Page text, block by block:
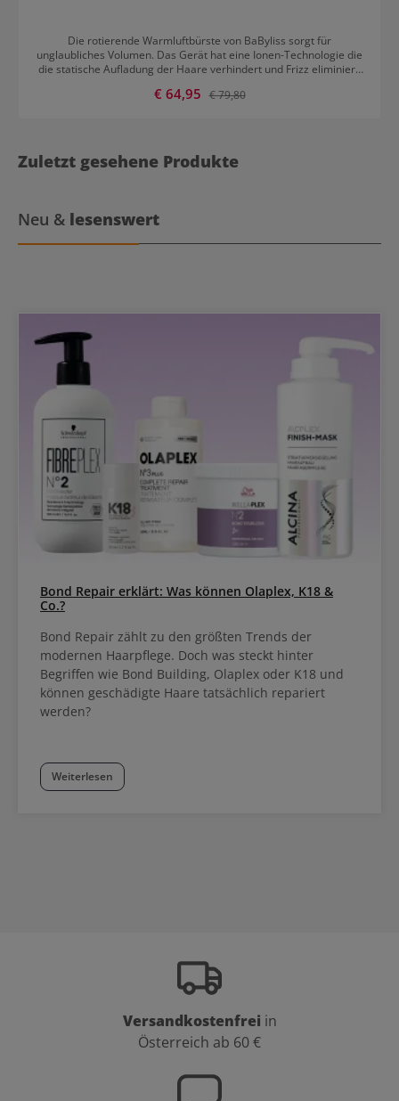
Die rotierende Warmluftbürste von BaByliss sorgt für
unglaubliches Volumen. Das Gerät hat eine Ionen-Technologie die
die statische Aufladung der Haare verhindert und Frizz eliminiert.
Durchmesser eignet sich hervorragend zum Stylen von langen
Verkaufspreis:
€ 64,95 Regulärer Preis:
€ 79,80
Zuletzt gesehene Produkte
Neu & lesenswert
Bond Repair erklärt: Was können Olaplex, K18 &
Co.?
Bond Repair zählt zu den größten Trends der
modernen Haarpflege. Doch was steckt hinter
Begriffen wie Bond Building, Olaplex oder K18 und
können geschädigte Haare tatsächlich repariert
werden?
Weiterlesen
Versandkostenfrei in
Österreich ab 60 €